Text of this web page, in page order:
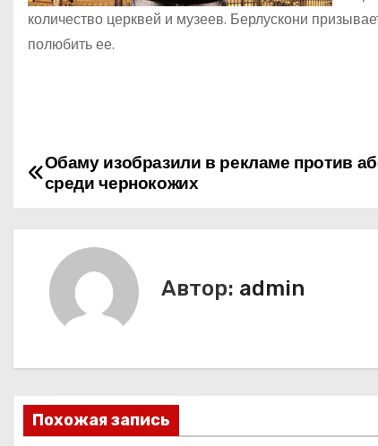
количество церквей и музеев. Берлускони
полюбить ее.
Н
ц
и
Обаму изобразили в рекламе против
среди чернокожих
Автор: admin
Похожая запись